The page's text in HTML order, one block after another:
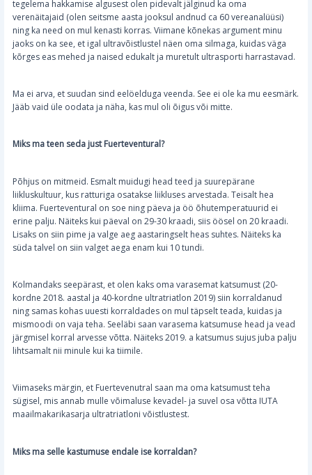
tegelema hakkamise algusest olen pidevalt jälginud ka oma
verenäitajaid (olen seitsme aasta jooksul andnud ca 60 vereanalüüsi)
ning ka need on mul kenasti korras. Viimane kõnekas argument minu
jaoks on ka see, et igal ultravõistlustel näen oma silmaga, kuidas väga
kõrges eas mehed ja naised edukalt ja muretult ultrasporti harrastavad.
Ma ei arva, et suudan sind eelöelduga veenda. See ei ole ka mu eesmärk.
Jääb vaid üle oodata ja näha, kas mul oli õigus või mitte.
Miks ma teen seda just Fuerteventural?
Põhjus on mitmeid. Esmalt muidugi head teed ja suurepärane
liikluskultuur, kus ratturiga osatakse liikluses arvestada. Teisalt hea
kliima. Fuerteventural on soe ning päeva ja öö õhutemperatuurid ei
erine palju. Näiteks kui päeval on 29-30 kraadi, siis öösel on 20 kraadi.
Lisaks on siin pime ja valge aeg aastaringselt heas suhtes. Näiteks ka
süda talvel on siin valget aega enam kui 10 tundi.
Kolmandaks seepärast, et olen kaks oma varasemat katsumust (20-
kordne 2018. aastal ja 40-kordne ultratriatlon 2019) siin korraldanud
ning samas kohas uuesti korraldades on mul täpselt teada, kuidas ja
mismoodi on vaja teha. Seeläbi saan varasema katsumuse head ja vead
järgmisel korral arvesse võtta. Näiteks 2019. a katsumus sujus juba palju
lihtsamalt nii minule kui ka tiimile.
Viimaseks märgin, et Fuertevenutral saan ma oma katsumust teha
sügisel, mis annab mulle võimaluse kevadel- ja suvel osa võtta IUTA
maailmakarikasarja ultratriatloni võistlustest.
Miks ma selle kastumuse endale ise korraldan?